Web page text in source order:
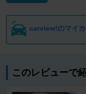
carview!のマイカ
このレビューで